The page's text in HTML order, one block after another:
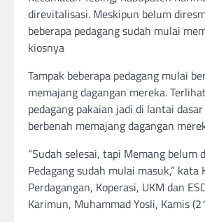
direvitalisasi. Meskipun belum
beberapa pedagang sudah mulai
kiosnya
Tampak beberapa pedagang mulai
memajang dagangan mereka.
pedagang pakaian jadi di lantai
berbenah memajang dagangan
“Sudah selesai, tapi Memang belum
Pedagang sudah mulai masuk,” kata
Perdagangan, Koperasi, UKM dan
Karimun, Muhammad Yosli, Kamis